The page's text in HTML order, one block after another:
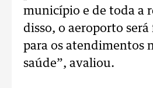
município e de toda a
disso, o aeroporto
para os atendimentos
saúde”, avaliou.